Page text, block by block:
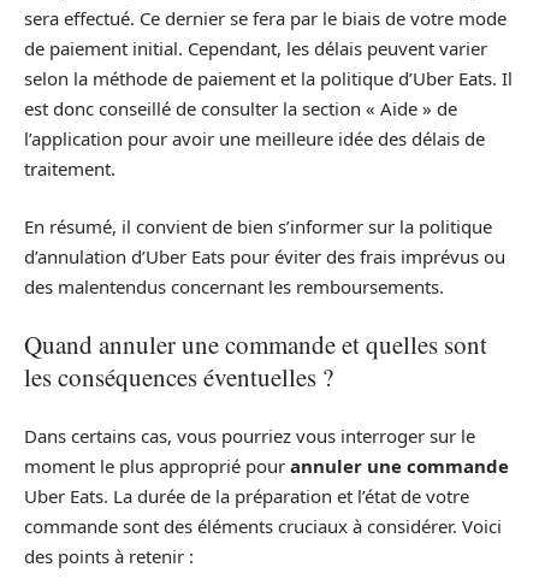
sera effectué. Ce dernier se fera par le biais de votre mode
de paiement initial. Cependant, les délais peuvent varier
selon la méthode de paiement et la politique d’Uber Eats. Il
est donc conseillé de consulter la section « Aide » de
l’application pour avoir une meilleure idée des délais de
traitement.
En résumé, il convient de bien s’informer sur la politique
d’annulation d’Uber Eats pour éviter des frais imprévus ou
des malentendus concernant les remboursements.
Quand annuler une commande et quelles sont
les conséquences éventuelles ?
Dans certains cas, vous pourriez vous interroger sur le
moment le plus approprié pour annuler une commande
Uber Eats. La durée de la préparation et l’état de votre
commande sont des éléments cruciaux à considérer. Voici
des points à retenir :